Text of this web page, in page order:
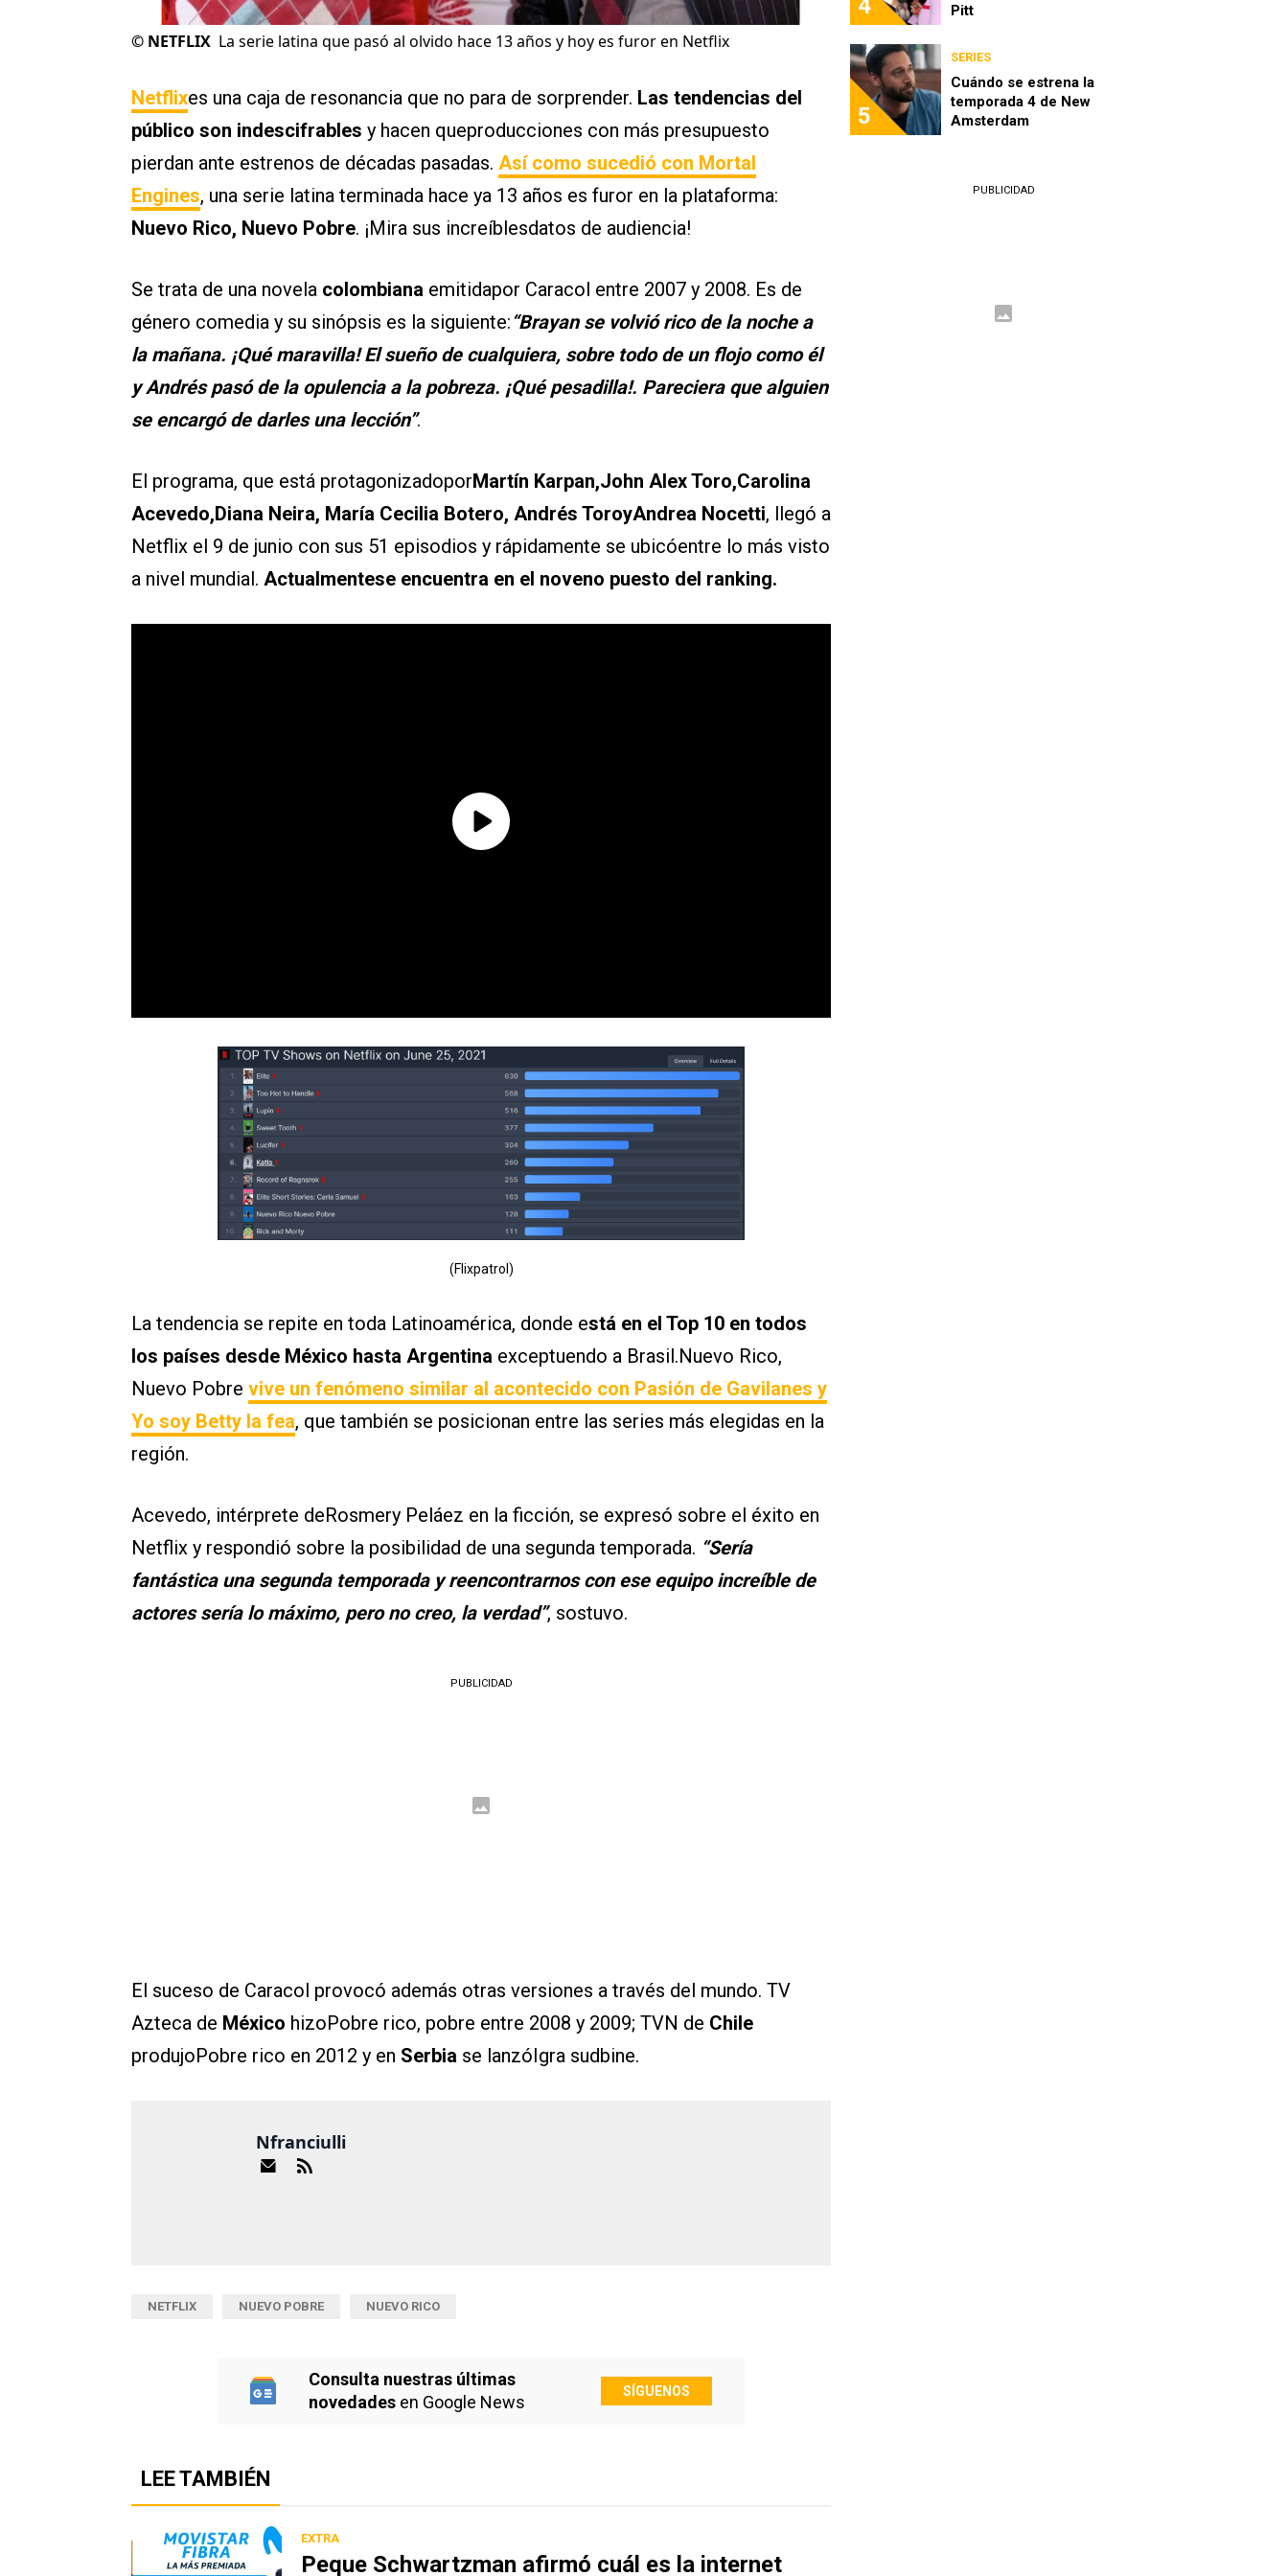
© NETFLIX La serie latina que pasó al olvido hace 13 años y hoy es furor en Netflix
Netflixes una caja de resonancia que no para de sorprender. Las tendencias del
público son indescifrables y hacen queproducciones con más presupuesto
pierdan ante estrenos de décadas pasadas. Así como sucedió con Mortal
Engines, una serie latina terminada hace ya 13 años es furor en la plataforma:
Nuevo Rico, Nuevo Pobre. ¡Mira sus increíblesdatos de audiencia!
Se trata de una novela colombiana emitidapor Caracol entre 2007 y 2008. Es de
género comedia y su sinópsis es la siguiente:“Brayan se volvió rico de la noche a
la mañana. ¡Qué maravilla! El sueño de cualquiera, sobre todo de un flojo como él
y Andrés pasó de la opulencia a la pobreza. ¡Qué pesadilla!. Pareciera que alguien
se encargó de darles una lección”.
El programa, que está protagonizadoporMartín Karpan,John Alex Toro,Carolina
Acevedo,Diana Neira, María Cecilia Botero, Andrés ToroyAndrea Nocetti, llegó a
Netflix el 9 de junio con sus 51 episodios y rápidamente se ubicóentre lo más visto
a nivel mundial. Actualmentese encuentra en el noveno puesto del ranking.
(Flixpatrol)
La tendencia se repite en toda Latinoamérica, donde está en el Top 10 en todos
los países desde México hasta Argentina exceptuendo a Brasil.Nuevo Rico,
Nuevo Pobre vive un fenómeno similar al acontecido con Pasión de Gavilanes y
Yo soy Betty la fea, que también se posicionan entre las series más elegidas en la
región.
Acevedo, intérprete deRosmery Peláez en la ficción, se expresó sobre el éxito en
Netflix y respondió sobre la posibilidad de una segunda temporada. “Sería
fantástica una segunda temporada y reencontrarnos con ese equipo increíble de
actores sería lo máximo, pero no creo, la verdad”, sostuvo.
PUBLICIDAD
El suceso de Caracol provocó además otras versiones a través del mundo. TV
Azteca de México hizoPobre rico, pobre entre 2008 y 2009; TVN de Chile
produjoPobre rico en 2012 y en Serbia se lanzóIgra sudbine.
Nfranciulli
NETFLIX NUEVO POBRE NUEVO RICO
Consulta nuestras últimas
novedades en Google News
SÍGUENOS
LEE TAMBIÉN
EXTRA
Peque Schwartzman afirmó cuál es la internet
4 Pitt
5
SERIES
Cuándo se estrena la
temporada 4 de New
Amsterdam
PUBLICIDAD